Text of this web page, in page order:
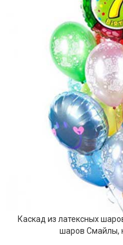
Каскад из латексных
шаров Смайлы,